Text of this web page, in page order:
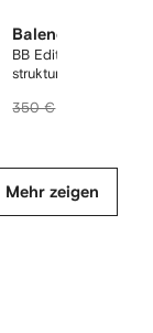
Balenciaga
BB Edit Gürtel aus
strukturiertem Leder
350 €
Mehr zeigen